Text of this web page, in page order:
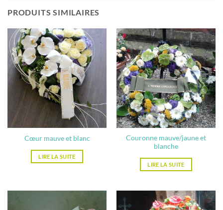
PRODUITS SIMILAIRES
Cœur mauve et blanc
LIRE LA SUITE
Couronne mauve/jaune et
blanche
LIRE LA SUITE